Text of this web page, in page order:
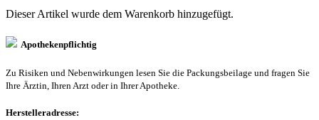
Dieser Artikel wurde dem Warenkorb hinzugefügt.
Apothekenpflichtig
Zu Risiken und Nebenwirkungen lesen Sie die Packungsbeilage und fragen Sie
Ihre Ärztin, Ihren Arzt oder in Ihrer Apotheke.
Herstelleradresse: